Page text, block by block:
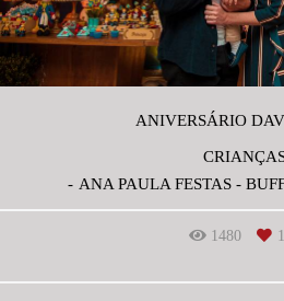
ANIVERSÁRIO
ANA PAULA FESTAS -
1480